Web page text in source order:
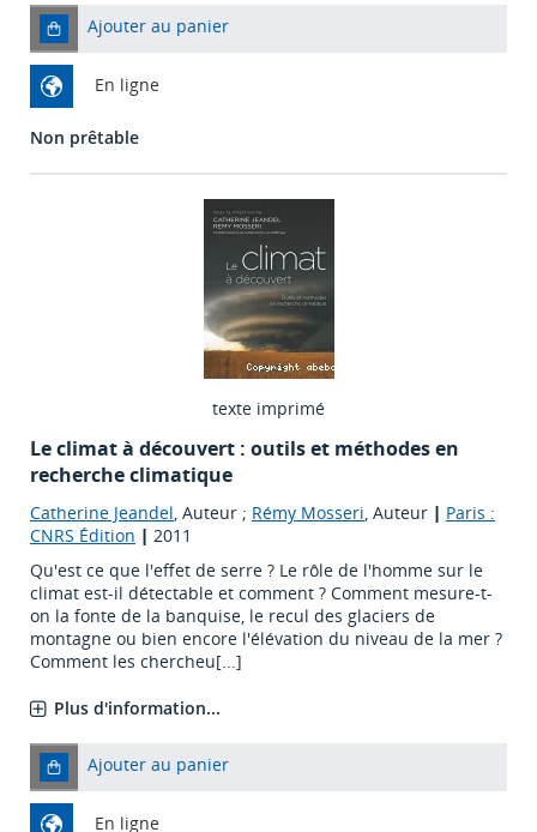
Ajouter au panier
En ligne
Non prêtable
texte imprimé
Le climat à découvert : outils et méthodes en
recherche climatique
Catherine Jeandel, Auteur ; Rémy Mosseri, Auteur | Paris :
CNRS Édition | 2011
Qu'est ce que l'effet de serre ? Le rôle de l'homme sur le
climat est-il détectable et comment ? Comment mesure-t-
on la fonte de la banquise, le recul des glaciers de
montagne ou bien encore l'élévation du niveau de la mer ?
Comment les chercheu[...]
Plus d'information...
Ajouter au panier
En ligne